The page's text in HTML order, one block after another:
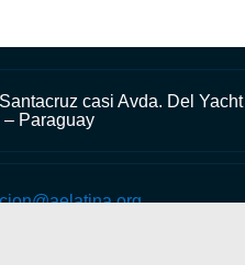
casi Avda. Del Yacht
– Paraguay